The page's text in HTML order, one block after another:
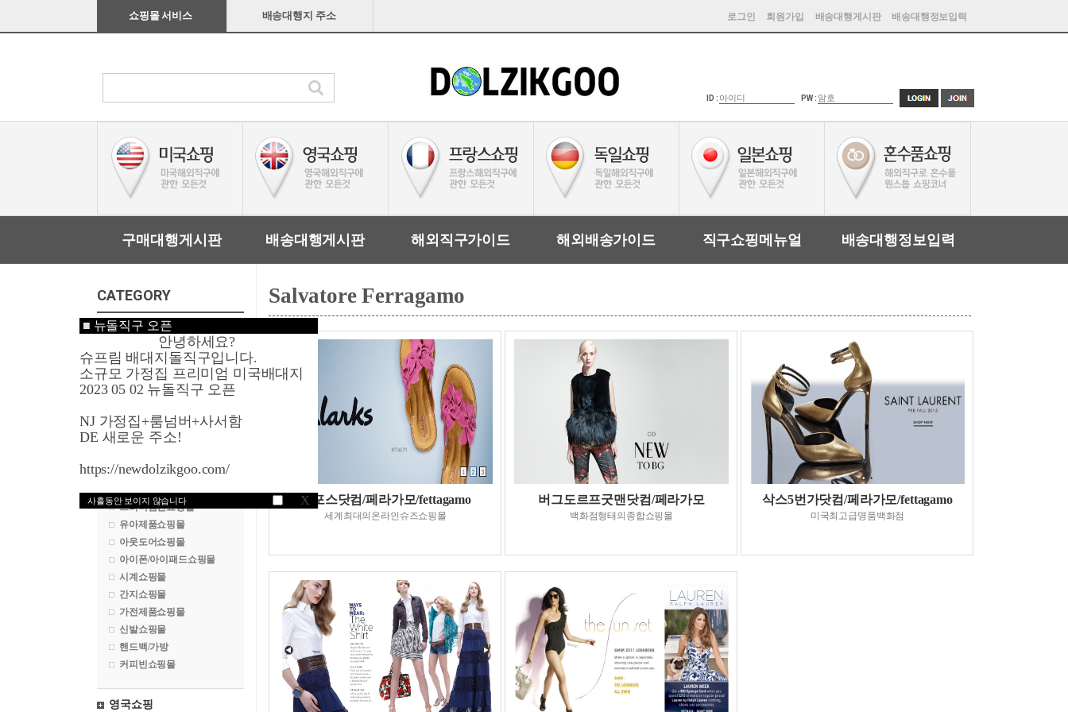
■ 뉴돌직구 오픈
안녕하세요?
슈프림 배대지돌직구입니다.
소규모 가정집 프리미엄 미국배대지
2023 05 02 뉴돌직구 오픈
NJ 가정집+룸넘버+사서함
DE 새로운 주소!
https://newdolzikgoo.com/
사흘동안 보이지 않습니다 X
쇼핑몰 서비스 배송대행지 주소 로그인 회원가입 배송대행게시판 배송대행정보입력
ID : PW :
구매대행게시판 배송대행게시판 해외직구가이드 해외배송가이드 직구쇼핑메뉴얼 배송대행정보입력
CATEGORY
미국쇼핑
명품쇼핑몰
수입차구매대행
화장품쇼핑몰
악세서리쇼핑몰
속옷쇼핑몰
프리미엄진쇼핑몰
유아제품쇼핑몰
아웃도어쇼핑몰
아이폰/아이패드쇼핑몰
시계쇼핑몰
간지쇼핑몰
가전제품쇼핑몰
신발쇼핑몰
핸드백/가방
커피빈쇼핑몰
영국쇼핑
Salvatore Ferragamo
자포스닷컴/페라가모/fettagamo
세계최대의온라인슈즈쇼핑몰
버그도르프굿맨닷컴/페라가모
백화점형태의종합쇼핑몰
삭스5번가닷컴/페라가모/fettagamo
미국최고급명품백화점